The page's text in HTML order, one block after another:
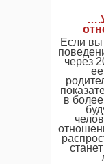
Если вы
через
в